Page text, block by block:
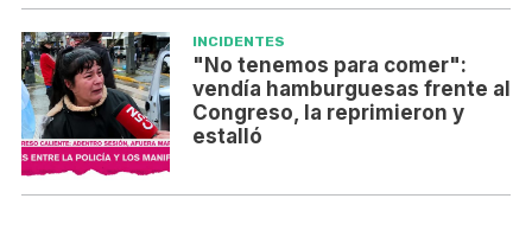
INCIDENTES
"No tenemos para comer":
vendía hamburguesas frente al
Congreso, la reprimieron y
estalló